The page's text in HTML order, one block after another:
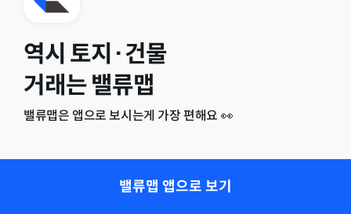
역시 토지·건물
거래는 밸류맵
밸류맵은 앱으로 보시는게 가장 편해요 👀
밸류맵 앱으로 보기